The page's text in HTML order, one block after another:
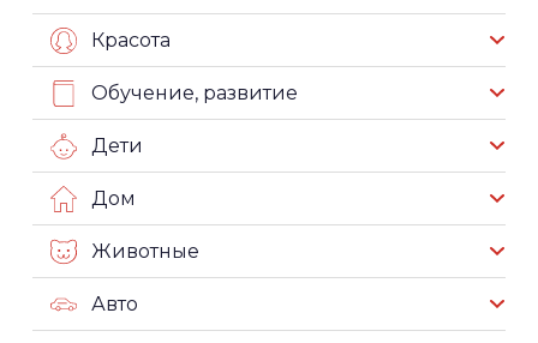
Красота
Обучение, развитие
Дети
Дом
Животные
Авто